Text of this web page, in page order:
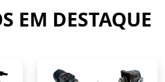
EM DESTAQUE